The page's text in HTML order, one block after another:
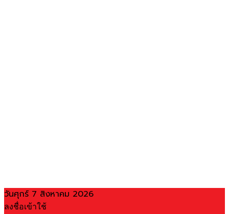
วันศุกร์ 7 สิงหาคม 2026
ลงชื่อเข้าใช้